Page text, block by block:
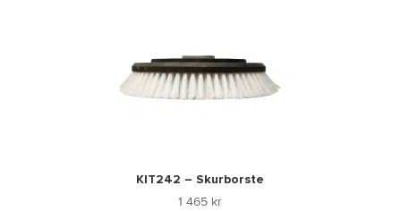
KIT242 – Skurborste
1 465 kr